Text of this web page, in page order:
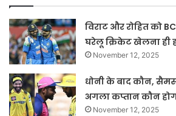
विराट और रोहित को
घरेलू क्रिकेट खेलना ही
November 12, 2025
धोनी के बाद कौन,
अगला कप्तान कौन
November 12, 2025